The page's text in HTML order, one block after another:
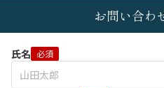
お問い合わ
氏名 必須